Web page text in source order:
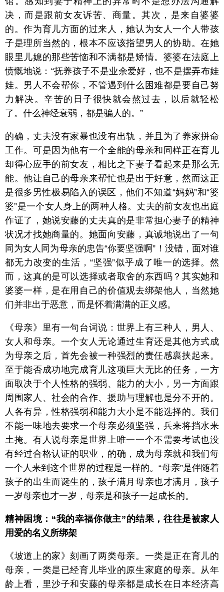
决，而是跟前女友诉苦、商量。其次，是来自婆婆
的。作为育儿方面的过来人，她认为女人一个人带孩
子是理所当然的，根本不应该指望男人的协助。在她
眼里儿媳的那些苦恼和不满都是矫情。婆婆在法庭上
愤慨地说：“抚养孩子不是业余爱好，也不是摆弄布娃
娃。男人不会帮你，不管遇到什么困难都是要自己努
力解决。辛苦的日子很快就会熬过去，以后就轻松
了。什么神经衰弱，都是骗人的。”
的确，丈夫没有家暴也没有出轨，并且为了养家拼命
工作。可是因为他有一个全能的母亲和同样正在育儿
却得心应手的前女友，相比之下妻子看起来是那么无
能。他让自己的母亲来帮忙也是出于好意，然而这正
是很多男性极易陷入的误区，他们不知道“妈妈”和“婆
婆”是一个女人身上的两种人格。丈夫的前女友也出庭
作证了，她说安藤的丈夫真的是非常担心妻子的精神
状况才找她商量的。她面向安藤，真诚地说出了一句
同为女人同为母亲的忠告“你要坚强啊”！没错，面对谁
都无力改变的生活，“坚强”似乎成了唯一的选择。然
而，这真的是可以选择或者取舍的东西吗？其实她和
婆婆一样，是在用自己的价值观去绑架他人，当然她
们并非出于恶意，而是怀着满满的正义感。
《母亲》里有一句台词说：世界上有三种人，男人、
女人和母亲。一个女人无论通过生育还是其他方式成
为母亲之后，首先会被一种强烈的责任感裹挟起来。
至于能否成功地完成育儿这项巨大无比的任务，一方
面取决于个人性格的强弱、能力的大小，另一方面跟
周围家人、社会的合作、援助与理解也是分不开的。
人各有异，性格强弱和能力大小是不能选择的。我们
不能一味地去要求一个母亲必须坚强，兵来将挡水来
土掩。有人说母亲是世界上唯一一个不需要考试也没
有经过合格认证的职业，的确，成为母亲就和我们每
一个人来到这个世界的过程是一样的。“母亲”是伴随着
孩子的出生而诞生的，孩子满月母亲也才满月，孩子
一岁母亲也才一岁，母亲是和孩子一起成长的。
精神困境： “我的幸福你做主”的结果，往往是被家人
用爱的名义所绑架
《坡道上的家》刻画了两类母亲。一类是正在育儿的
母亲，一类是已经育儿毕业的原生家庭的母亲。从年
龄上看，里沙子和安藤的母亲都是成长在日本经济高